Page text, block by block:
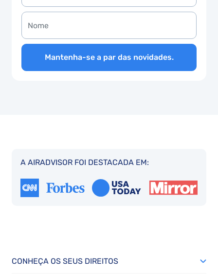
Mantenha-se a par das novidades.
A AIRADVISOR FOI DESTACADA EM:
CONHEÇA OS SEUS DIREITOS